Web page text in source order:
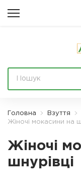
Головна Взуття
Жіночі мокасини на
Жіночі
шнурівці